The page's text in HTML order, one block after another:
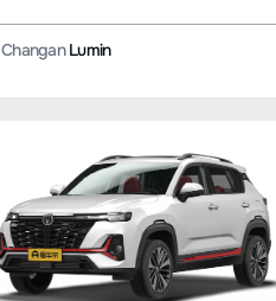
ChanganLumin